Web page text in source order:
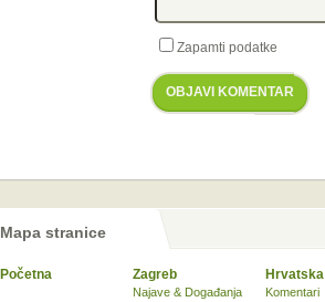
Zapamti podatke
OBJAVI KOMENTAR
Mapa stranice
Početna Zagreb
Najave & Događanja
Hrvatska
Komentari